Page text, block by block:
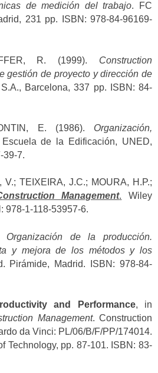
de medición del trabajo. FC
231 pp. ISBN: 978-84-96169-
R. (1999). Construction
gestión de proyecto y dirección de
Barcelona, 337 pp. ISBN: 84-
E. (1986). Organización,
de la Edificación, UNED,
39-7.
TEIXEIRA, J.C.; MOURA, H.P.;
Management. Wiley
978-1-118-53957-6.
Organización de la producción.
y mejora de los métodos y los
Pirámide, Madrid. ISBN: 978-84-
and Performance, in
Management. Construction
da Vinci: PL/06/B/F/PP/174014.
Technology, pp. 87-101. ISBN: 83-